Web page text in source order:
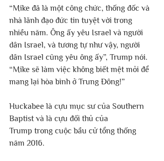
“Mike đã là một công chức, thống đốc và
nhà lãnh đạo đức tin tuyệt vời trong
nhiều năm. Ông ấy yêu Israel và người
dân Israel, và tương tự như vậy, người
dân Israel cũng yêu ông ấy”, Trump nói.
“Mike sẽ làm việc không biết mệt mỏi để
mang lại hòa bình ở Trung Đông!”
Huckabee là cựu mục sư của Southern
Baptist và là cựu đối thủ của
Trump trong cuộc bầu cử tổng thống
năm 2016.